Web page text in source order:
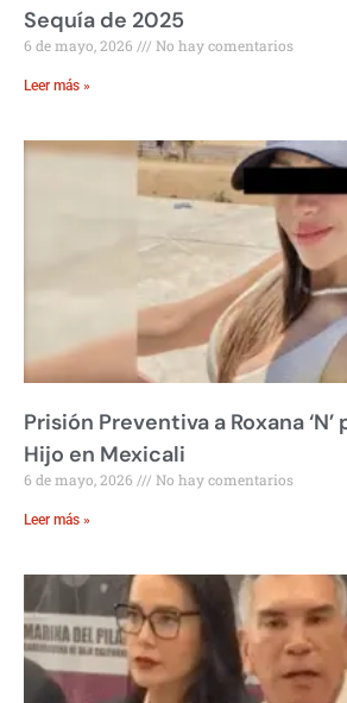
Sequía de 2025
6 de mayo, 2026 No hay comentarios
Leer más »
Prisión Preventiva a Roxana
Hijo en Mexicali
6 de mayo, 2026 No hay comentarios
Leer más »